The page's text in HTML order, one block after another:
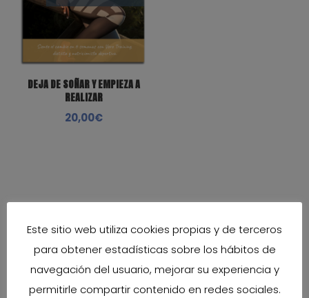
DEJA DE SOÑAR Y EMPIEZA A
REALIZAR
20,00€
Este sitio web utiliza cookies propias y de terceros
para obtener estadísticas sobre los hábitos de
navegación del usuario, mejorar su experiencia y
permitirle compartir contenido en redes sociales.